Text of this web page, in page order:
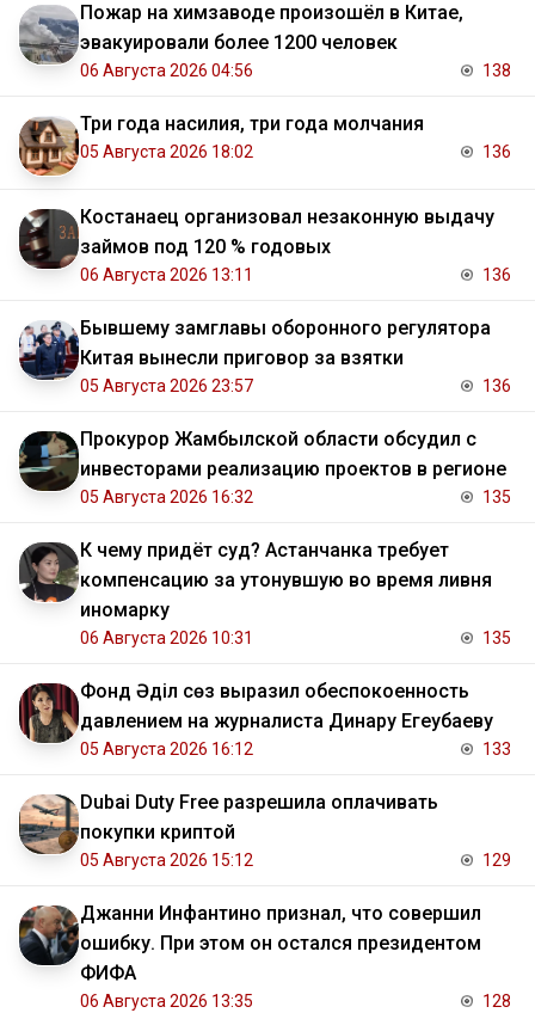
Пожар на химзаводе произошёл в Китае,
эвакуировали более 1200 человек
06 Августа 2026 04:56 138
Три года насилия, три года молчания
05 Августа 2026 18:02 136
Костанаец организовал незаконную выдачу
займов под 120 % годовых
06 Августа 2026 13:11 136
Бывшему замглавы оборонного регулятора
Китая вынесли приговор за взятки
05 Августа 2026 23:57 136
Прокурор Жамбылской области обсудил с
инвесторами реализацию проектов в регионе
05 Августа 2026 16:32 135
К чему придёт суд? Астанчанка требует
компенсацию за утонувшую во время ливня
иномарку
06 Августа 2026 10:31 135
Фонд Әділ сөз выразил обеспокоенность
давлением на журналиста Динару Егеубаеву
05 Августа 2026 16:12 133
Dubai Duty Free разрешила оплачивать
покупки криптой
05 Августа 2026 15:12 129
Джанни Инфантино признал, что совершил
ошибку. При этом он остался президентом
ФИФА
06 Августа 2026 13:35 128